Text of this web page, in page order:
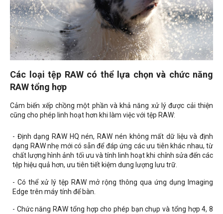
Các loại tệp RAW có thể lựa chọn và chức năng
RAW tổng hợp
Cảm biến xếp chồng một phần và khả năng xử lý được cải thiện
cũng cho phép linh hoạt hơn khi làm việc với tệp RAW:
- Định dạng RAW HQ nén, RAW nén không mất dữ liệu và định
dạng RAW nhẹ mới có sẵn để đáp ứng các ưu tiên khác nhau, từ
chất lượng hình ảnh tối ưu và tính linh hoạt khi chỉnh sửa đến các
tệp hiệu quả hơn, ưu tiên tiết kiệm dung lượng lưu trữ.
- Có thể xử lý tệp RAW mở rộng thông qua ứng dụng Imaging
Edge trên máy tính để bàn.
- Chức năng RAW tổng hợp cho phép bạn chụp và tổng hợp 4, 8